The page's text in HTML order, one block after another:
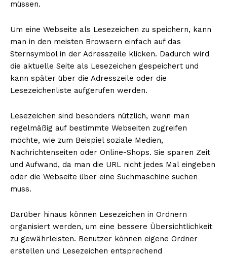
müssen.
Um eine Webseite als Lesezeichen zu speichern, kann
man in den meisten Browsern einfach auf das
Sternsymbol in der Adresszeile klicken. Dadurch wird
die aktuelle Seite als Lesezeichen gespeichert und
kann später über die Adresszeile oder die
Lesezeichenliste aufgerufen werden.
Lesezeichen sind besonders nützlich, wenn man
regelmäßig auf bestimmte Webseiten zugreifen
möchte, wie zum Beispiel soziale Medien,
Nachrichtenseiten oder Online-Shops. Sie sparen Zeit
und Aufwand, da man die URL nicht jedes Mal eingeben
oder die Webseite über eine Suchmaschine suchen
muss.
Darüber hinaus können Lesezeichen in Ordnern
organisiert werden, um eine bessere Übersichtlichkeit
zu gewährleisten. Benutzer können eigene Ordner
erstellen und Lesezeichen entsprechend